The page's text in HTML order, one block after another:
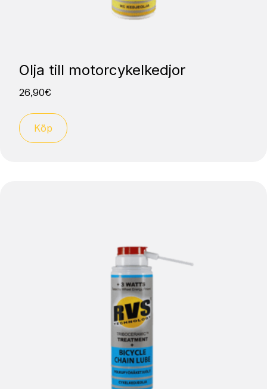
Olja till motorcykelkedjor
26,90€
Köp